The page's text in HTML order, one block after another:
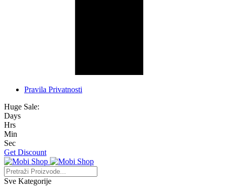
Pravila Privatnosti
Huge Sale:
Days
Hrs
Min
Sec
Get Discount
Sve Kategorije